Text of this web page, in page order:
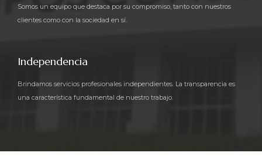
Somos un equipo que destaca por su compromiso, tanto con nuestros
clientes como con la sociedad en sí.
Independencia
Brindamos servicios profesionales independientes. La transparencia es
una característica fundamental de nuestro trabajo.